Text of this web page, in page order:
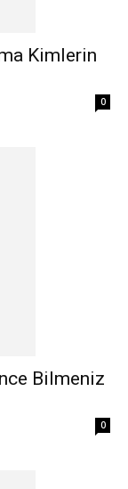
Kimlerin
0
Bilmeniz
0